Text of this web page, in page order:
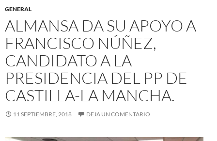
k
GENERAL
ALMANSA DA SU APOYO A
FRANCISCO NÚÑEZ,
CANDIDATO A LA
PRESIDENCIA DEL PP DE
CASTILLA-LA MANCHA.
11 SEPTIEMBRE, 2018 DEJA UN COMENTARIO